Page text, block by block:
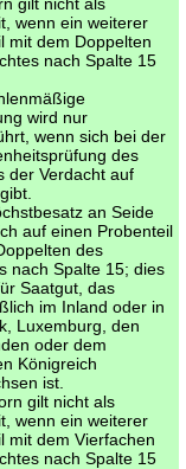
wenn ein weiterer
mit dem Doppelten
nach Spalte 15
wird nur
wenn sich bei der
des
der Verdacht auf
an Seide
auf einen Probenteil
des
nach Spalte 15; dies
Saatgut, das
im Inland oder in
Luxemburg, den
oder dem
Königreich
ist.
gilt nicht als
wenn ein weiterer
mit dem Vierfachen
nach Spalte 15